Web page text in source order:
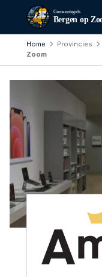
Gemeentegids
Bergen op
Home Provincies
Zoom